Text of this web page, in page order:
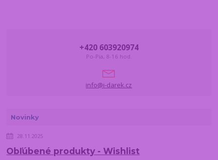
+420 603920974
Po-Pia, 8-16 hod.
info@i-darek.cz
Novinky
28.11.2025
Obľúbené produkty - Wishlist